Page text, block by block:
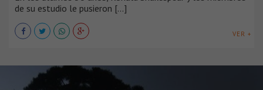
de su estudio le pusieron [...]
VER +